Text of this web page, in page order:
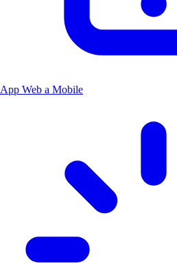
App Web a Mobile